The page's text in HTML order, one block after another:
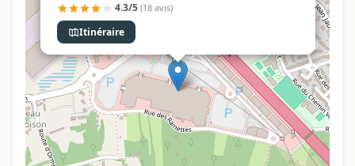
4.3/5 (18 avis)
Itinéraire